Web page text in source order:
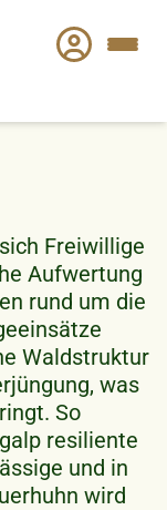
Freiwillige
Aufwertung
rund um die
Waldstruktur
was
So
resiliente
und in
wird